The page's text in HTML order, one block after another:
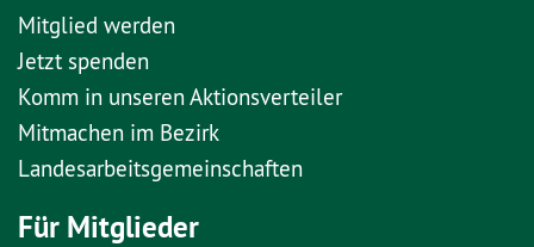
Mitglied werden
Jetzt spenden
Komm in unseren Aktionsverteiler
Mitmachen im Bezirk
Landesarbeitsgemeinschaften
Für Mitglieder